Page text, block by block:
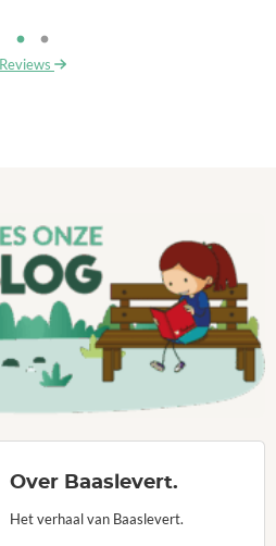
Reviews
Over Baaslevert.
Het verhaal van Baaslevert.